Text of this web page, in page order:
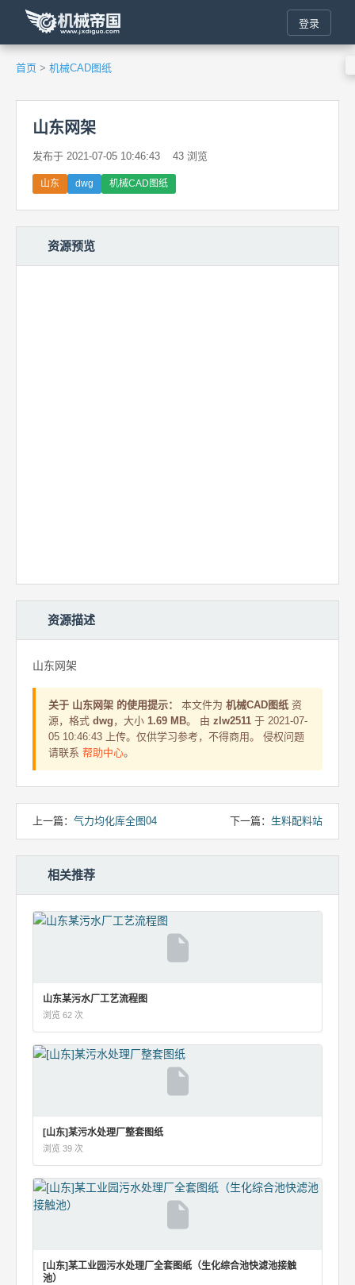
登录
首页 > 机械CAD图纸
山东网架
发布于 2021-07-05 10:46:43 43 浏览
山东 dwg 机械CAD图纸
资源预览
资源描述
山东网架
关于 山东网架 的使用提示： 本文件为 机械CAD图纸 资
源，格式 dwg ，大小 1.69 MB。 由 zlw2511 于 2021-07-
05 10:46:43 上传。仅供学习参考，不得商用。 侵权问题
请联系 帮助中心。
上一篇： 气力均化库全图04 下一篇： 生料配料站
相关推荐
山东某污水厂工艺流程图
浏览 62 次
[山东]某污水处理厂整套图纸
浏览 39 次
[山东]某工业园污水处理厂全套图纸（生化综合池快滤池接触
池）